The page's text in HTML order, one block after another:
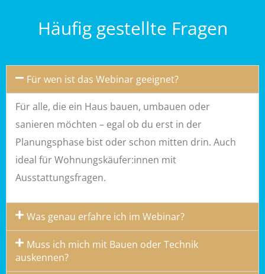
Häufig gestellte Fragen
Für wen ist das Webinar geeignet?
Für alle, die ein Haus bauen, umbauen oder
sanieren möchten – egal ob du erst in der
Planungsphase bist oder schon mitten drin. Auch
ideal für Wohnungskäufer:innen mit
Ausstattungsfragen.
Was genau erfahre ich im Webinar?
Muss ich mich mit Bauen oder Technik
auskennen?